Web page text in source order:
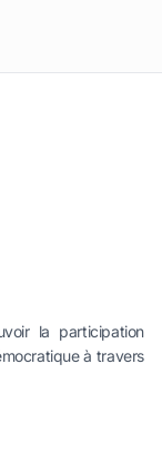
la participation
à travers